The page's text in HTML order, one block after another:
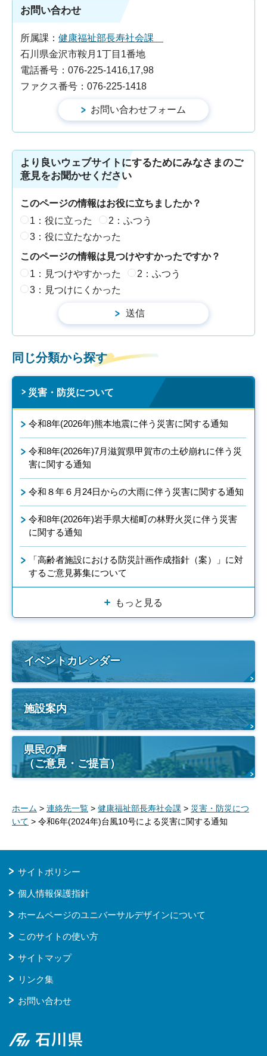
お問い合わせ
所属課： 健康福祉部長寿社会課
石川県金沢市鞍月1丁目1番地
電話番号：076-225-1416,17,98
ファクス番号：076-225-1418
より良いウェブサイトにするためにみなさまのご
意見をお聞かせください
このページの情報はお役に立ちましたか？
1：役に立った
2：ふつう
3：役に立たなかった
このページの情報は見つけやすかったですか？
1：見つけやすかった
2：ふつう
3：見つけにくかった
同じ分類から探す
災害・防災について
令和8年(2026年)熊本地震に伴う災害に関する通知
令和8年(2026年)7月滋賀県甲賀市の土砂崩れに伴う災
害に関する通知
令和８年６月24日からの大雨に伴う災害に関する通知
令和8年(2026年)岩手県大槌町の林野火災に伴う災害
に関する通知
「高齢者施設における防災計画作成指針（案）」に対
するご意見募集について
もっと見る
イベントカレンダー
施設案内
県民の声
（ご意見・ご提言）
ホーム > 連絡先一覧 > 健康福祉部長寿社会課 > 災害・防災につ
いて > 令和6年(2024年)台風10号による災害に関する通知
サイトポリシー
個人情報保護指針
ホームページのユニバーサルデザインについて
このサイトの使い方
サイトマップ
リンク集
お問い合わせ
石川県